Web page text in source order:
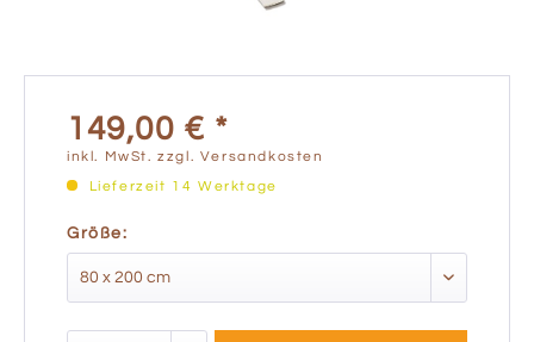
149,00 € *
inkl. MwSt.zzgl. Versandkosten
Lieferzeit 14 Werktage
Größe: